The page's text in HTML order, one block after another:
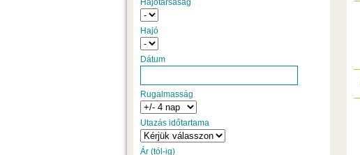
Hajótársaság
Hajó
Dátum
Rugalmasság
Utazás időtartama
Ár (tól-ig)